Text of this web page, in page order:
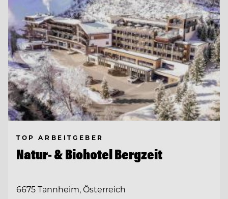
TOP ARBEITGEBER
Natur- & Biohotel Bergzeit
6675 Tannheim, Österreich